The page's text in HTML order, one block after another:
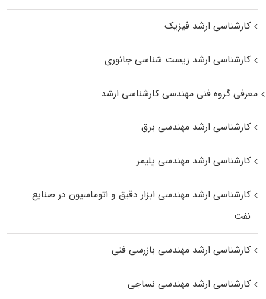
کارشناسی ارشد فیزیک
کارشناسی ارشد زیست‌ شناسی جانوری
معرفی گروه فنی مهندسی کارشناسی ارشد
کارشناسی ارشد مهندسی برق
کارشناسی ارشد مهندسی پلیمر
کارشناسی ارشد مهندسی ابزار دقیق و اتوماسیون در صنایع
نفت
کارشناسی ارشد مهندسی بازرسی فنی
کارشناسی ارشد مهندسی نساجی